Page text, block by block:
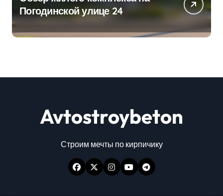
Погодинской улице 24
Avtostroybeton
Строим мечты по кирпичику